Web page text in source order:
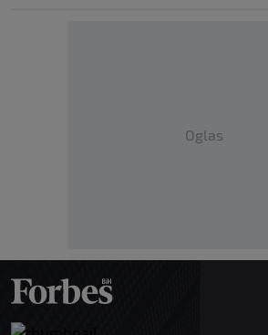
Oglas